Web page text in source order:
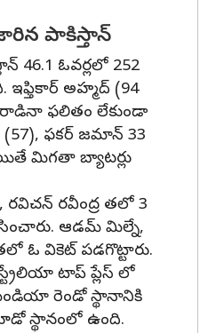
పాకిస్తాన్
46.1 ఓవర్లలో 252
ఇఫ్తికార్ అహ్మద్ (94
ఫలితం లేకుండా
ఫకర్ జమాన్ 33
మిగతా బ్యాటర్లు
రవిచన్ రవీంద్ర తలో 3
ఆడమ్ మిల్నే,
ఓ వికెట్ పడగొట్టారు.
టాప్ ప్లేస్ లో
రెండో స్థానానికి
స్థానంలో ఉంది.